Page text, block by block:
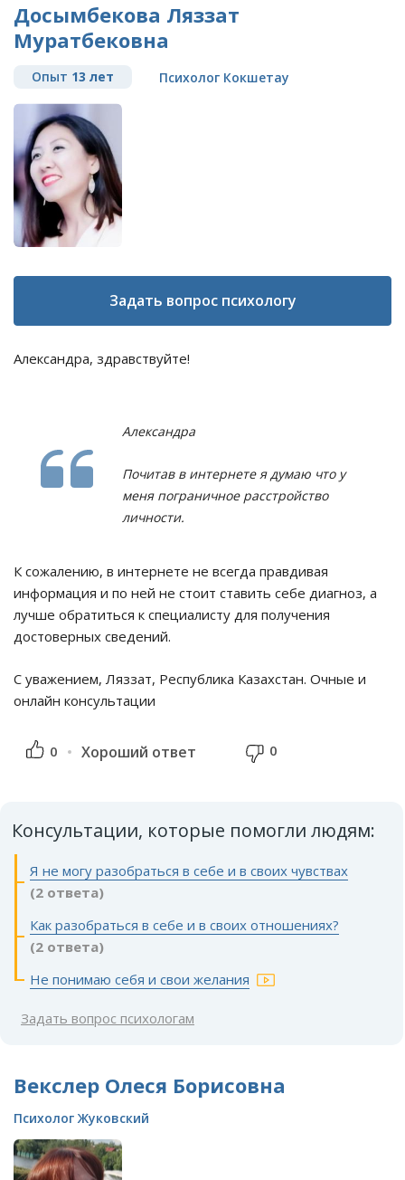
Досымбекова Ляззат
Муратбековна
Опыт 13 лет Психолог Кокшетау
Задать вопрос психологу
Александра, здравствуйте!
Александра
Почитав в интернете я думаю что у
меня пограничное расстройство
личности.
К сожалению, в интернете не всегда правдивая
информация и по ней не стоит ставить себе диагноз, а
лучше обратиться к специалисту для получения
достоверных сведений.
С уважением, Ляззат, Республика Казахстан. Очные и
онлайн консультации
0 Хороший ответ 0
Консультации, которые помогли людям:
Я не могу разобраться в себе и в своих чувствах
(2 ответа)
Как разобраться в себе и в своих отношениях?
(2 ответа)
Не понимаю себя и свои желания
Задать вопрос психологам
Векслер Олеся Борисовна
Психолог Жуковский